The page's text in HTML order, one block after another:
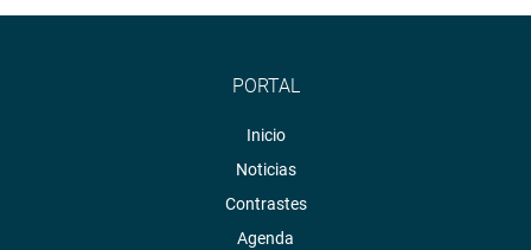
PORTAL
Inicio
Noticias
Contrastes
Agenda